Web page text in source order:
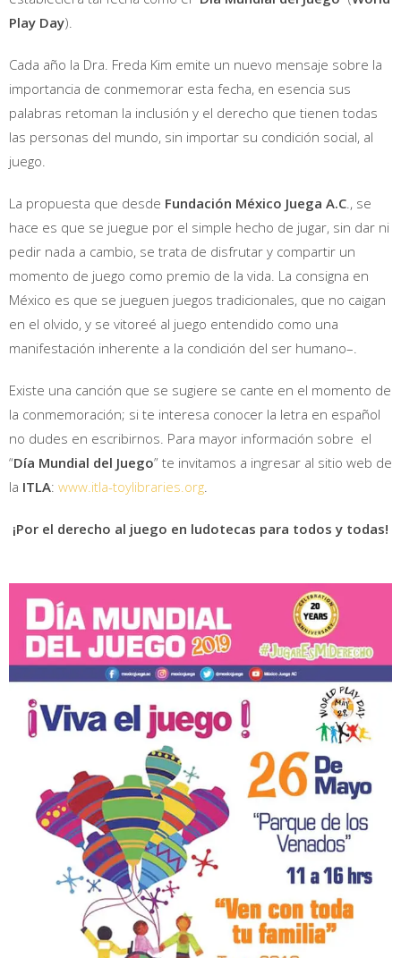
Play Day).
Cada año la Dra. Freda Kim emite un nuevo mensaje sobre la
importancia de conmemorar esta fecha, en esencia sus
palabras retoman la inclusión y el derecho que tienen todas
las personas del mundo, sin importar su condición social, al
juego.
La propuesta que desde Fundación México Juega A.C ., se
hace es que se juegue por el simple hecho de jugar, sin dar ni
pedir nada a cambio, se trata de disfrutar y compartir un
momento de juego como premio de la vida. La consigna en
México es que se jueguen juegos tradicionales, que no caigan
en el olvido, y se vitoreé al juego entendido como una
manifestación inherente a la condición del ser humano–.
Existe una canción que se sugiere se cante en el momento de
la conmemoración; si te interesa conocer la letra en español
no dudes en escribirnos. Para mayor información sobre el
“Día Mundial del Juego” te invitamos a ingresar al sitio web de
la ITLA: www.itla-toylibraries.org
¡Por el derecho al juego en ludotecas para todos y todas!